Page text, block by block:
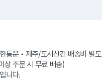
통운 • 제주/도서산간 배송비 별도
주문 시 무료 배송)
니다.